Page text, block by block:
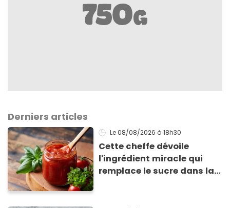
Derniers articles
Le 08/08/2026 à 18h30
Cette cheffe dévoile
l'ingrédient miracle qui
remplace le sucre dans la